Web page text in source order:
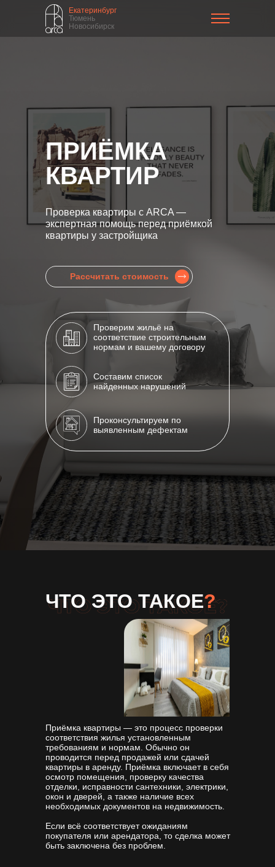
Новосибирск
Тюмень
Екатеринбург
ПРИЁМКА
КВАРТИР
Рассчитать стоимость
Составим список
найденных нарушений
Проверка квартиры с ARCA —
экспертная помощь перед приёмкой
квартиры у застройщика
Проконсультируем по
выявленным дефектам
Проверим жильё на
соответствие строительным
нормам и вашему договору
Приёмка квартиры — это процесс проверки
соответствия жилья установленным
требованиям и нормам. Обычно он
проводится перед продажей или сдачей
квартиры в аренду. Приёмка включает в себя
осмотр помещения, проверку качества
отделки, исправности сантехники, электрики,
окон и дверей, а также наличие всех
необходимых документов на недвижимость.
Если всё соответствует ожиданиям
покупателя или арендатора, то сделка может
быть заключена без проблем.
ЧТО ЭТО ТАКОЕ?